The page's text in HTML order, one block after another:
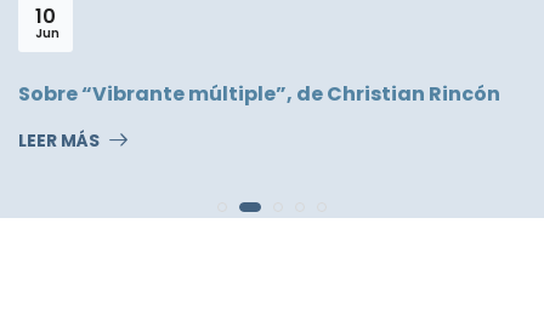
10
Jun
Sobre “Vibrante múltiple”, de Christian Rincón
LEER MÁS